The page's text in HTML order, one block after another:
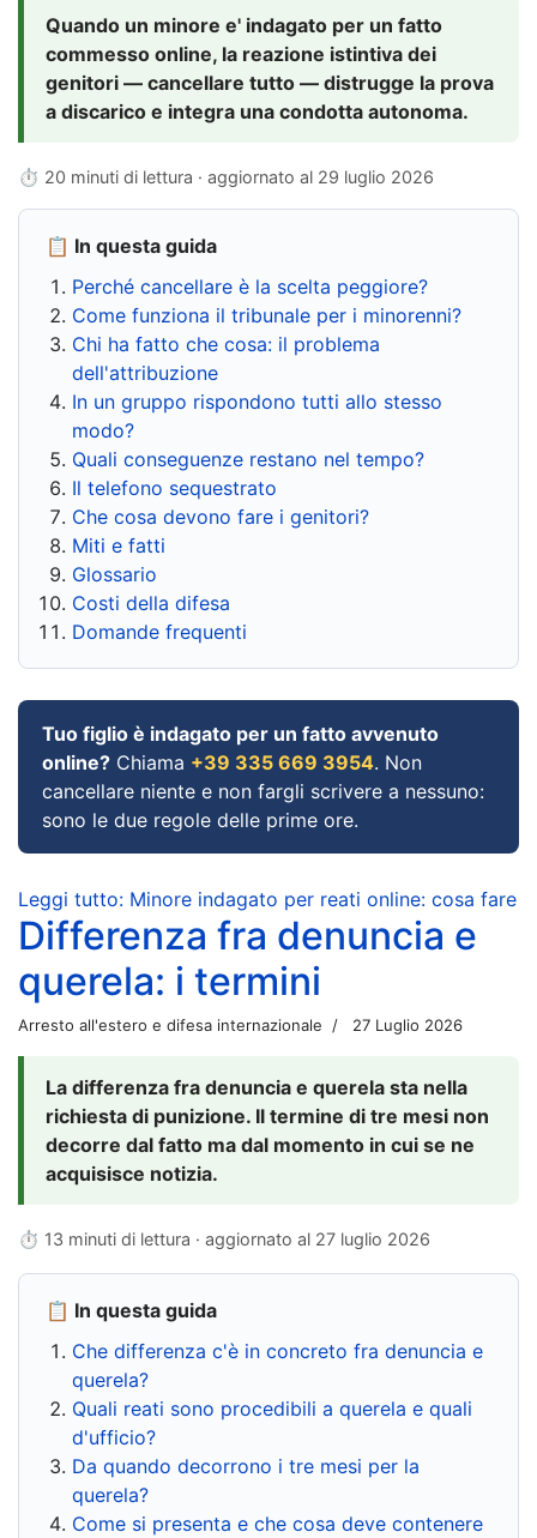
Quando un minore e' indagato per un fatto
commesso online, la reazione istintiva dei
genitori — cancellare tutto — distrugge la prova
a discarico e integra una condotta autonoma.
⏱ 20 minuti di lettura · aggiornato al 29 luglio 2026
📋 In questa guida
Perché cancellare è la scelta peggiore?
Come funziona il tribunale per i minorenni?
Chi ha fatto che cosa: il problema
dell'attribuzione
In un gruppo rispondono tutti allo stesso
modo?
Quali conseguenze restano nel tempo?
Il telefono sequestrato
Che cosa devono fare i genitori?
Miti e fatti
Glossario
Costi della difesa
Domande frequenti
Tuo figlio è indagato per un fatto avvenuto
online? Chiama +39 335 669 3954. Non
cancellare niente e non fargli scrivere a nessuno:
sono le due regole delle prime ore.
Leggi tutto: Minore indagato per reati online: cosa fare
Differenza fra denuncia e
querela: i termini
Arresto all'estero e difesa internazionale 27 Luglio 2026
La differenza fra denuncia e querela sta nella
richiesta di punizione. Il termine di tre mesi non
decorre dal fatto ma dal momento in cui se ne
acquisisce notizia.
⏱ 13 minuti di lettura · aggiornato al 27 luglio 2026
📋 In questa guida
Che differenza c'è in concreto fra denuncia e
querela?
Quali reati sono procedibili a querela e quali
d'ufficio?
Da quando decorrono i tre mesi per la
querela?
Come si presenta e che cosa deve contenere